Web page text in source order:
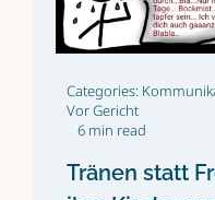
Categories:
Vor Gericht
6 min read
Tränen statt